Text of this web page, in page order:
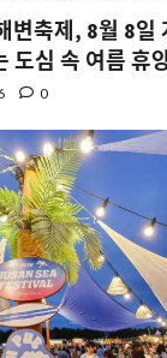
변축제, 8월 8
도심 속 여름 휴
0
즘뜨는소식
지율도 근저당인
권의 정치적 담보
8월 9, 2026 0